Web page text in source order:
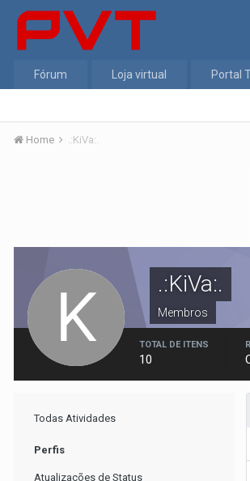
Fórum Loja virtual Portal
Home .:KiVa:.
.:KiVa:.
Membros
TOTAL DE ITENS
10
Todas Atividades
Perfis
Atualizações de Status